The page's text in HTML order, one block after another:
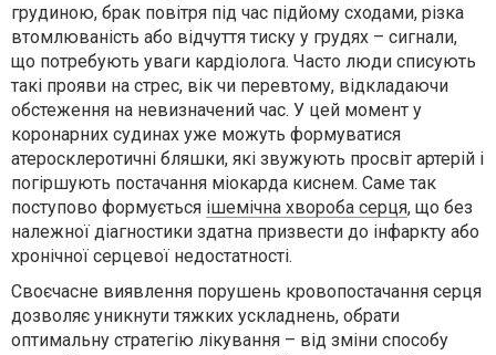
грудиною, брак повітря під час підйому сходами, різка
втомлюваність або відчуття тиску у грудях – сигнали,
що потребують уваги кардіолога. Часто люди списують
такі прояви на стрес, вік чи перевтому, відкладаючи
обстеження на невизначений час. У цей момент у
коронарних судинах уже можуть формуватися
атеросклеротичні бляшки, які звужують просвіт артерій і
погіршують постачання міокарда киснем. Саме так
поступово формується ішемічна хвороба серця, що без
належної діагностики здатна призвести до інфаркту або
хронічної серцевої недостатності.
Своєчасне виявлення порушень кровопостачання серця
дозволяє уникнути тяжких ускладнень, обрати
оптимальну стратегію лікування – від зміни способу